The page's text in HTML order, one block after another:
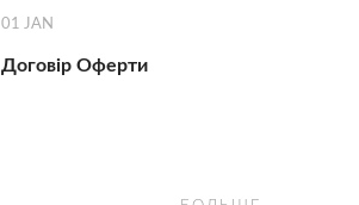
01 JAN
Договір Оферти